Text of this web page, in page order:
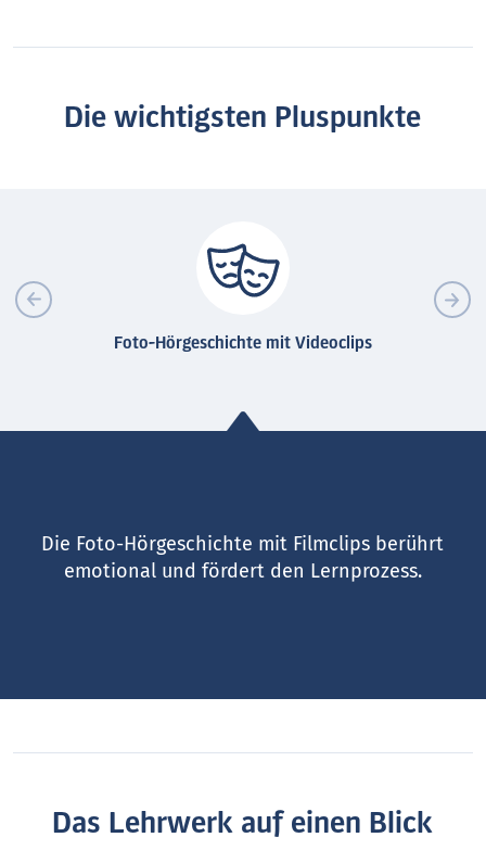
Die wichtigsten Pluspunkte
Foto-Hörgeschichte mit Videoclips
Die Foto-Hörgeschichte mit Filmclips berührt
emotional und fördert den Lernprozess.
Das Lehrwerk auf einen Blick